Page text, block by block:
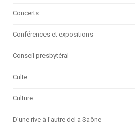
Concerts
Conférences et expositions
Conseil presbytéral
Culte
Culture
D'une rive à l'autre del a Saône